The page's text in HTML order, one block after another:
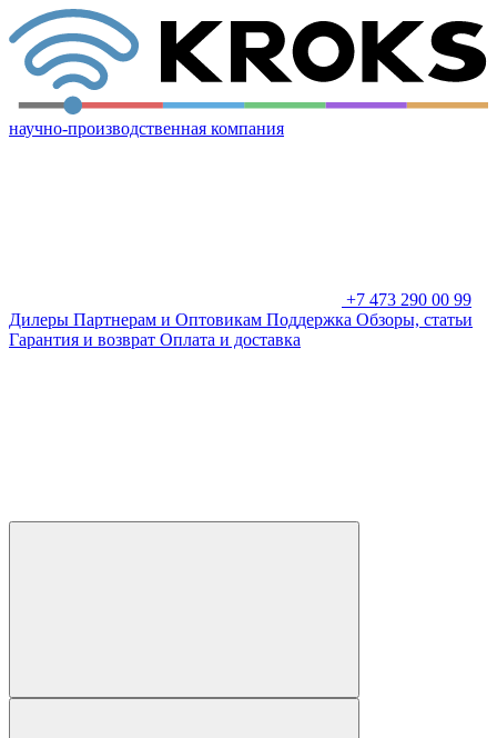
научно-производственная компания
+7 473 290 00 99
Дилеры Партнерам и Оптовикам Поддержка Обзоры, статьи
Гарантия и возврат Оплата и доставка